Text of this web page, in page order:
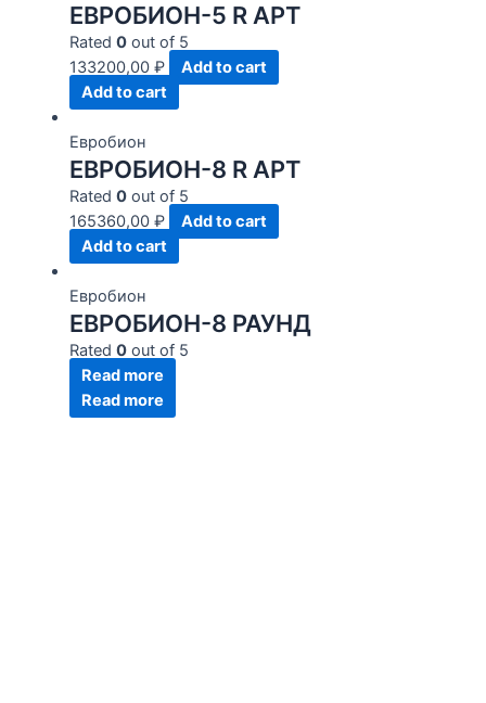
ЕВРОБИОН-5 R АРТ
Rated 0out of 5
133200,00 ₽
Add to cart
Add to cart
Евробион
ЕВРОБИОН-8 R АРТ
Rated 0out of 5
165360,00 ₽
Add to cart
Add to cart
Евробион
ЕВРОБИОН-8 РАУНД
Rated 0out of 5
Read more
Read more